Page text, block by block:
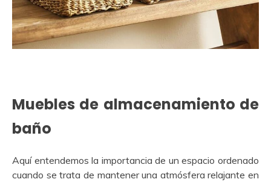
Muebles de almacenamiento de
baño
Aquí entendemos la importancia de un espacio ordenado
cuando se trata de mantener una atmósfera relajante en